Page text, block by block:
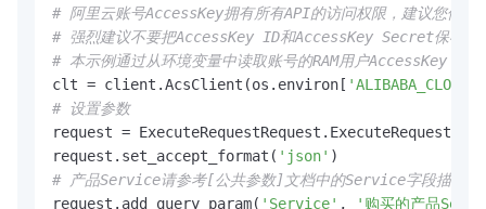
# 阿里云账号AccessKey拥有所有API的访问权限，建议您使用
# 强烈建议不要把AccessKey ID和AccessKey Secret保存到
# 本示例通过从环境变量中读取账号的RAM用户AccessKey，来
clt = client.AcsClient(os.environ[
# 设置参数
request =
request.set_accept_format( 'json'
# 产品Service请参考[公共参数]文档中的Service字段描述
request.add_query_param( 'Service' , '购买的产品